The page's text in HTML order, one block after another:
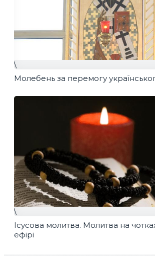
\
Молебень за перемогу
\
Ісусова молитва. Молитва на
ефірі